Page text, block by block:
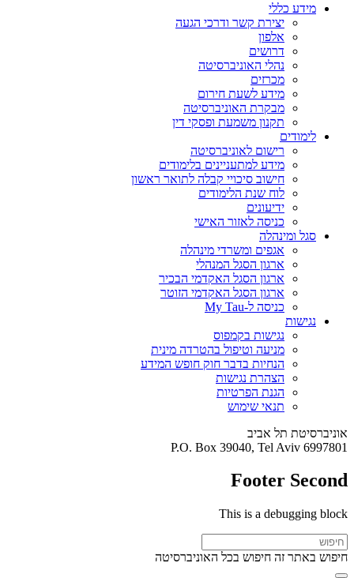
מידע כללי
יצירת קשר ודרכי הגעה
אלפון
דרושים
נהלי האוניברסיטה
מכרזים
מידע לשעת חירום
מבקרת האוניברסיטה
תקנון משמעת ופסקי דין
לימודים
רישום לאוניברסיטה
מידע למתעניינים בלימודים
חישוב סיכויי קבלה לתואר ראשון
לוח שנת הלימודים
ידיעונים
כניסה לאזור האישי
סגל ומינהלה
אגפים ומשרדי מינהלה
ארגון הסגל המנהלי
ארגון הסגל האקדמי הבכיר
ארגון הסגל האקדמי הזוטר
כניסה ל-My Tau
נגישות
נגישות בקמפוס
מניעה וטיפול בהטרדה מינית
הנחיות בדבר חוק חופש המידע
הצהרת נגישות
הגנת הפרטיות
תנאי שימוש
אוניברסיטת תל אביב
P.O. Box 39040, Tel Aviv 6997801
Footer Second
This is a debugging block
חיפוש באתר זה חיפוש בכל האוניברסיטה